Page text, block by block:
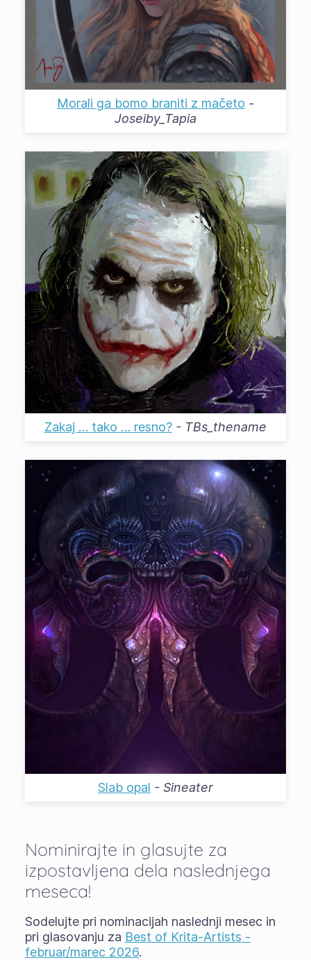
Morali ga bomo braniti z mačeto -
Joseiby_Tapia
Zakaj … tako … resno? - TBs_thename
Slab opal - Sineater
Nominirajte in glasujte za
izpostavljena dela naslednjega
meseca!
Sodelujte pri nominacijah naslednji mesec in
pri glasovanju za Best of Krita-Artists -
februar/marec 2026.